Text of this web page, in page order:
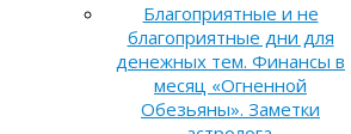
Благоприятные и не
благоприятные дни для
денежных тем. Финансы в
месяц «Огненной
Обезьяны». Заметки